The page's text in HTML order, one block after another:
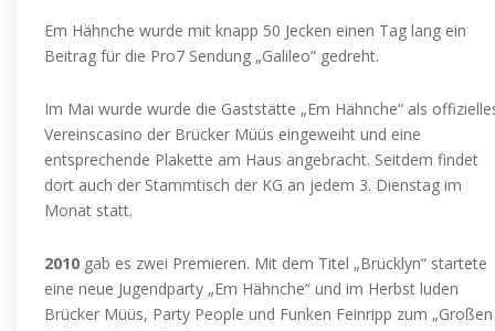
Em Hähnche wurde mit knapp 50 Jecken einen Tag lang ein
Beitrag für die Pro7 Sendung „Galileo“ gedreht.
Im Mai wurde wurde die Gaststätte „Em Hähnche“ als
Vereinscasino der Brücker Müüs eingeweiht und eine
entsprechende Plakette am Haus angebracht. Seitdem findet
dort auch der Stammtisch der KG an jedem 3. Dienstag im
Monat statt.
2010 gab es zwei Premieren. Mit dem Titel „Brücklyn“ startete
eine neue Jugendparty „Em Hähnche“ und im Herbst luden
Brücker Müüs, Party People und Funken Feinripp zum „Großen